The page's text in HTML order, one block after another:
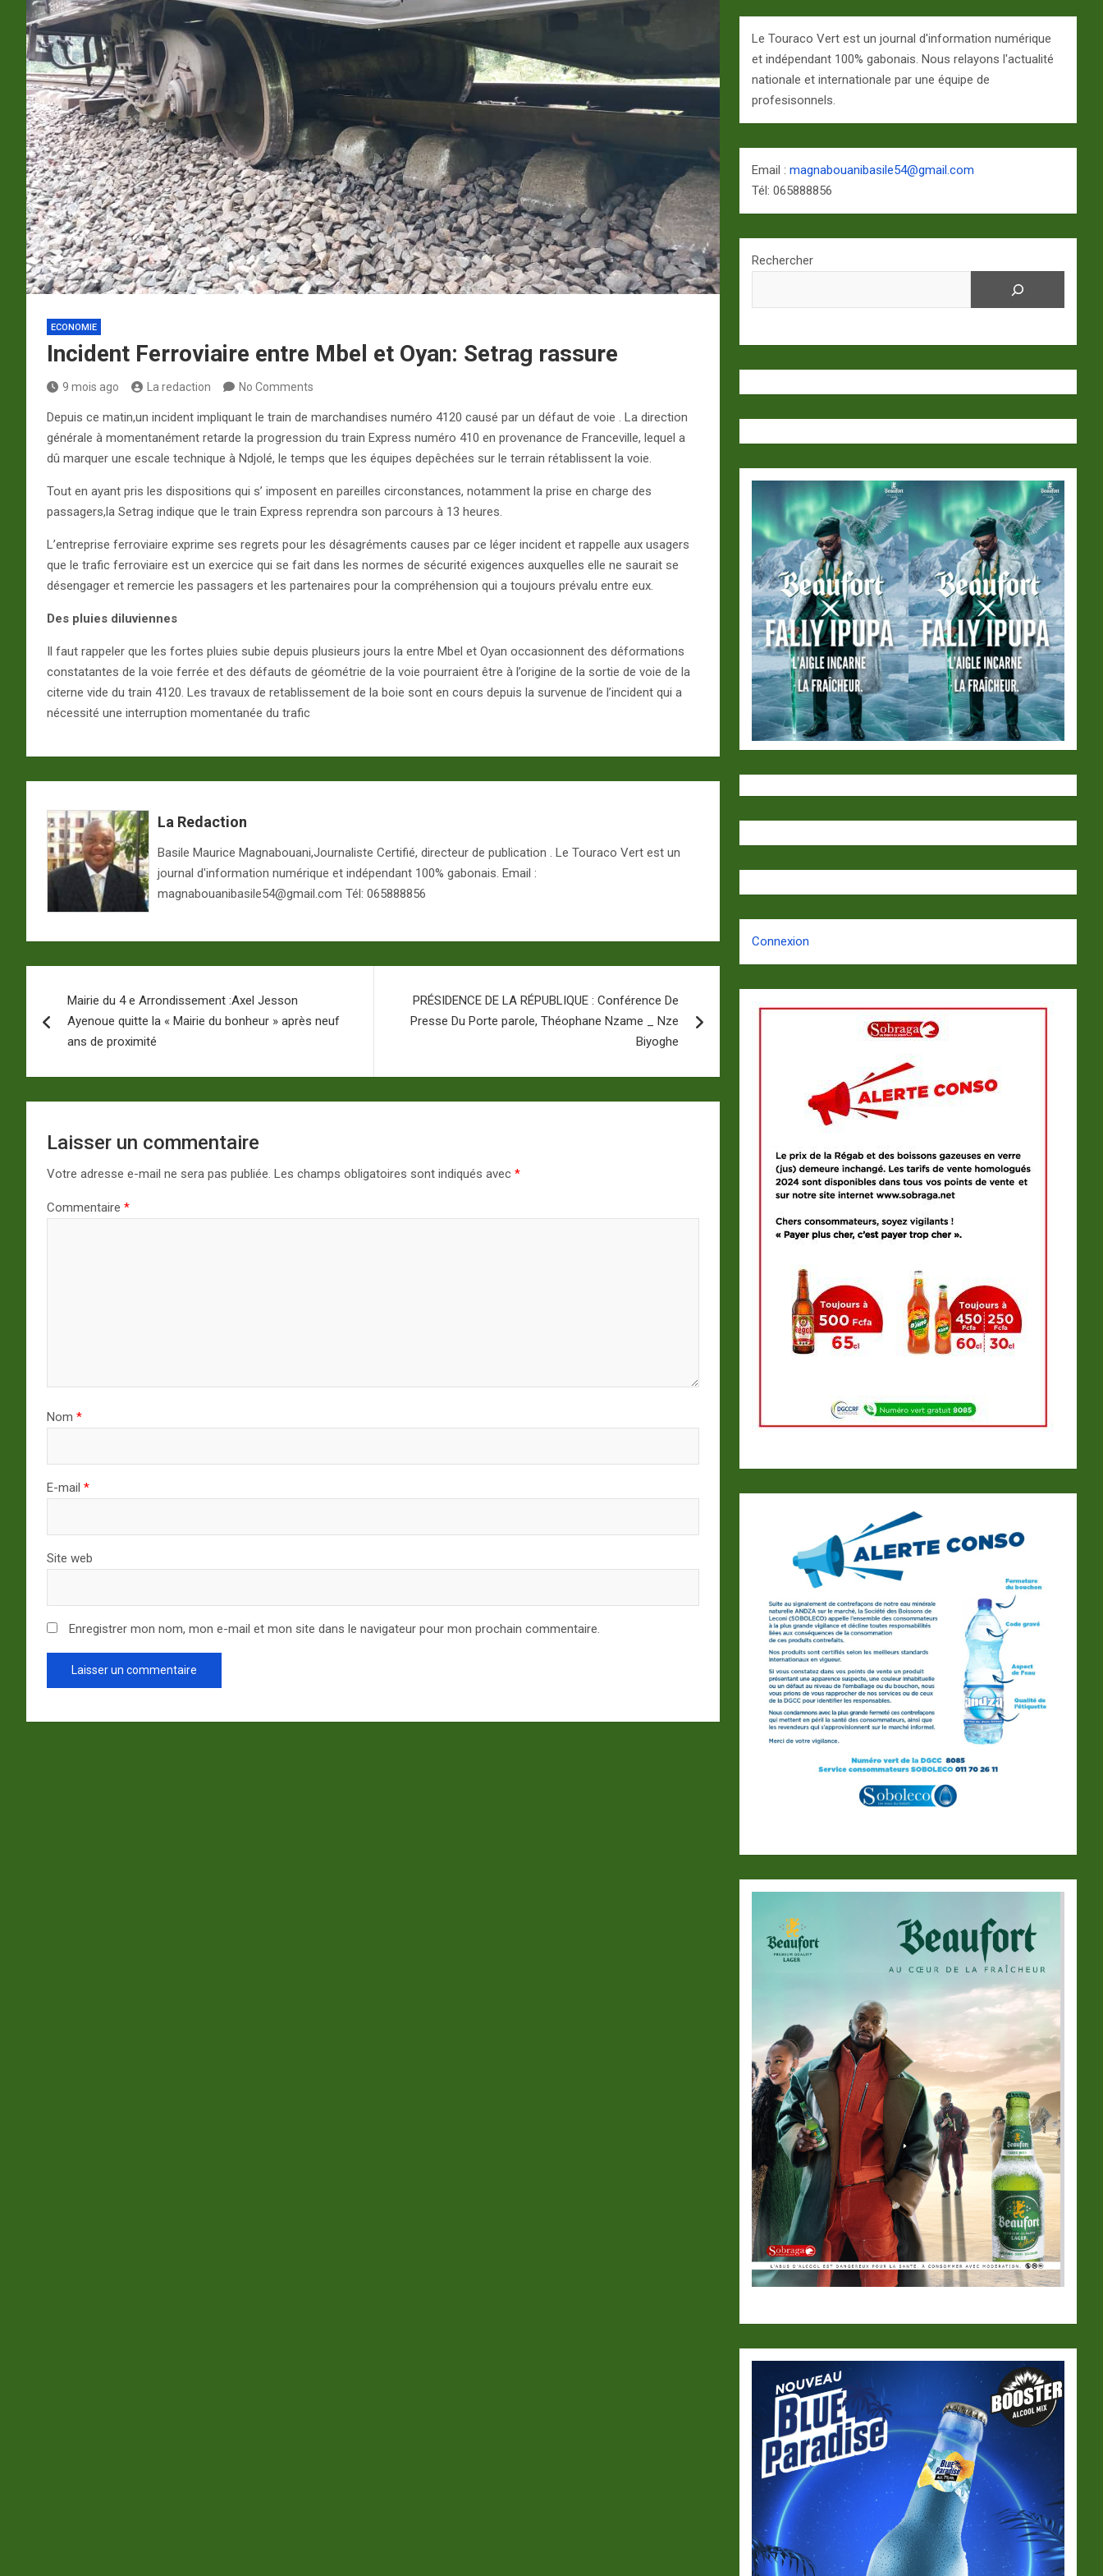
ECONOMIE
Incident Ferroviaire entre Mbel et Oyan: Setrag rassure
9 mois ago La redaction No Comments
Depuis ce matin,un incident impliquant le train de marchandises numéro 4120 causé par un défaut de voie . La direction
générale à momentanément retarde la progression du train Express numéro 410 en provenance de Franceville, lequel a
dû marquer une escale technique à Ndjolé, le temps que les équipes depêchées sur le terrain rétablissent la voie.
Tout en ayant pris les dispositions qui s’ imposent en pareilles circonstances, notamment la prise en charge des
passagers,la Setrag indique que le train Express reprendra son parcours à 13 heures.
L’entreprise ferroviaire exprime ses regrets pour les désagréments causes par ce léger incident et rappelle aux usagers
que le trafic ferroviaire est un exercice qui se fait dans les normes de sécurité exigences auxquelles elle ne saurait se
désengager et remercie les passagers et les partenaires pour la compréhension qui a toujours prévalu entre eux.
Des pluies diluviennes
Il faut rappeler que les fortes pluies subie depuis plusieurs jours la entre Mbel et Oyan occasionnent des déformations
constatantes de la voie ferrée et des défauts de géométrie de la voie pourraient être à l’origine de la sortie de voie de la
citerne vide du train 4120. Les travaux de retablissement de la boie sont en cours depuis la survenue de l’incident qui a
nécessité une interruption momentanée du trafic
La Redaction
Basile Maurice Magnabouani,Journaliste Certifié, directeur de publication . Le Touraco Vert est un
journal d'information numérique et indépendant 100% gabonais. Email :
magnabouanibasile54@gmail.com Tél: 065888856
de
l’article
Mairie du 4 e Arrondissement :Axel Jesson
Ayenoue quitte la « Mairie du bonheur » après neuf
ans de proximité
PRÉSIDENCE DE LA RÉPUBLIQUE : Conférence De
Presse Du Porte parole, Théophane Nzame _ Nze
Biyoghe
Laisser un commentaire
Votre adresse e-mail ne sera pas publiée. Les champs obligatoires sont indiqués avec *
Commentaire *
Nom *
E-mail *
Site web
Enregistrer mon nom, mon e-mail et mon site dans le navigateur pour mon prochain commentaire.
Le Touraco Vert est un journal d'information numérique
et indépendant 100% gabonais. Nous relayons l'actualité
nationale et internationale par une équipe de
profesisonnels.
Email :magnabouanibasile54@gmail.com
Tél: 065888856
Rechercher
Connexion